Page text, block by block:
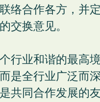
络合作各方，并
交换意见。
行业和谐的最高
是全行业广泛而
共同合作发展的